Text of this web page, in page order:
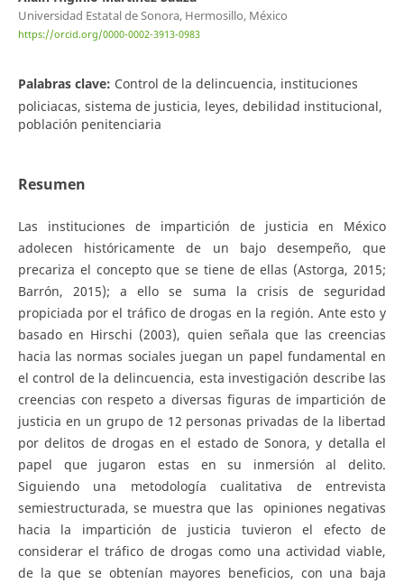
Universidad Estatal de Sonora, Hermosillo, México
https://orcid.org/0000-0002-3913-0983
Palabras clave: Control de la delincuencia, instituciones
policiacas, sistema de justicia, leyes, debilidad institucional,
población penitenciaria
Resumen
Las instituciones de impartición de justicia en México
adolecen históricamente de un bajo desempeño, que
precariza el concepto que se tiene de ellas (Astorga, 2015;
Barrón, 2015); a ello se suma la crisis de seguridad
propiciada por el tráfico de drogas en la región. Ante esto y
basado en Hirschi (2003), quien señala que las creencias
hacia las normas sociales juegan un papel fundamental en
el control de la delincuencia, esta investigación describe las
creencias con respeto a diversas figuras de impartición de
justicia en un grupo de 12 personas privadas de la libertad
por delitos de drogas en el estado de Sonora, y detalla el
papel que jugaron estas en su inmersión al delito.
Siguiendo una metodología cualitativa de entrevista
semiestructurada, se muestra que las opiniones negativas
hacia la impartición de justicia tuvieron el efecto de
considerar el tráfico de drogas como una actividad viable,
de la que se obtenían mayores beneficios, con una baja